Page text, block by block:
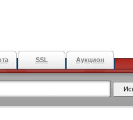
SSL Аукцион